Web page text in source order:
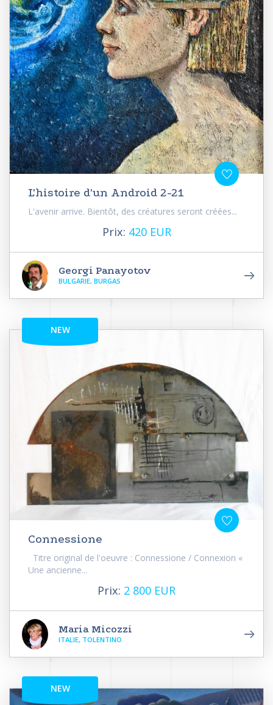
L'histoire d'un Android 2-21
L'avenir arrive. Bientôt, des créatures seront créées...
Prix: 420 EUR
Georgi Panayotov
BULGARIE, BURGAS
NEW
Connessione
Titre original de l'oeuvre : Connessione / Connexion «
Une ancienne...
Prix: 2 800 EUR
Maria Micozzi
ITALIE, TOLENTINO
NEW